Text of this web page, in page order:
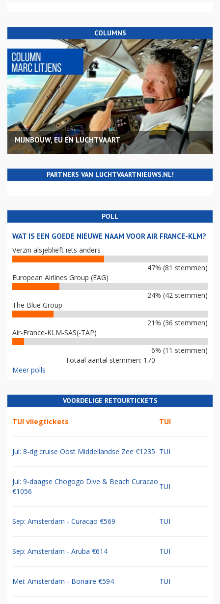
COLUMNS
MIJNBOUW, EU EN LUCHTVAART
PARTNERS VAN LUCHTVAARTNIEUWS.NL!
POLL
WAT IS EEN GOEDE NIEUWE NAAM VOOR AIR FRANCE-KLM?
Verzin alsjeblieft iets anders
47% (81 stemmen)
European Airlines Group (EAG)
24% (42 stemmen)
The Blue Group
21% (36 stemmen)
Air-France-KLM-SAS(-TAP)
6% (11 stemmen)
Totaal aantal stemmen: 170
Meer polls
VOORDELIGE RETOURTICKETS
TUI vliegtickets TUI
Jul: 8-dg cruise Oost Middellandse Zee €1235 TUI
Jul: 9-daagse Chogogo Dive & Beach Curacao
€1056
TUI
Sep: Amsterdam - Curacao €569 TUI
Sep: Amsterdam - Aruba €614 TUI
Mei: Amsterdam - Bonaire €594 TUI